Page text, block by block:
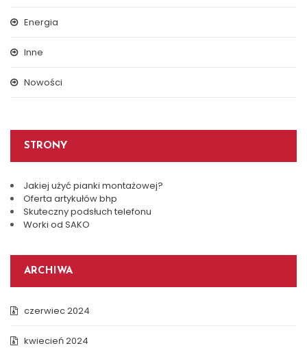
Energia
Inne
Nowości
STRONY
Jakiej użyć pianki montażowej?
Oferta artykułów bhp
Skuteczny podsłuch telefonu
Worki od SAKO
ARCHIWA
czerwiec 2024
kwiecień 2024